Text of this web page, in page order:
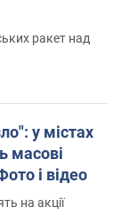
ракет над
у містах
масові
і відео
на акції